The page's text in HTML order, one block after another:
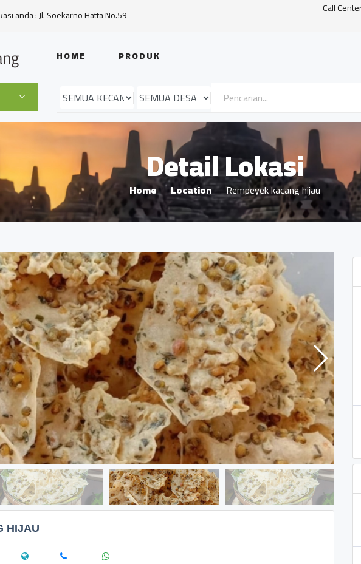
anda : Jl. Soekarno Hatta No.59 Call
HOME PRODUK
Detail Lokasi
Home Location Rempeyek kacang hijau
HIJAU